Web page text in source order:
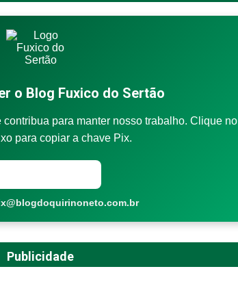
o Blog Fuxico do Sertão
para manter nosso trabalho. Clique no
para copiar a chave Pix.
Publicidade